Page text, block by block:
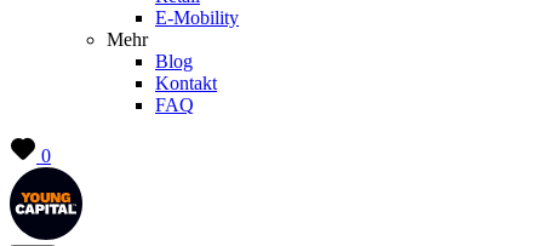
E-Mobility
Mehr
Blog
Kontakt
FAQ
0